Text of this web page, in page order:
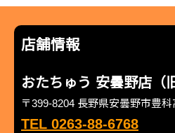
店舗情報
おたちゅう 安曇野店（
〒399-8204 長野県安曇野市豊
TEL 0263-88-6768